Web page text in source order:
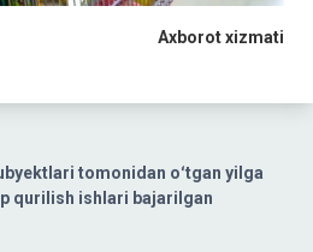
tomonidan oʻtgan yilga
qurilish ishlari bajarilgan
Axborot xizmati